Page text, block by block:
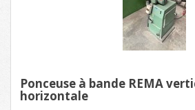
Ponceuse à bande REMA
horizontale